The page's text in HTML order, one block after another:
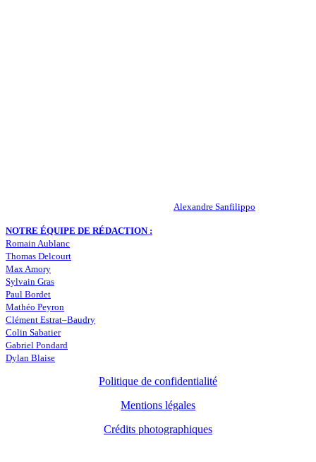
Alexandre Sanfilippo
NOTRE ÉQUIPE DE RÉDACTION :
Romain Aublanc
Thomas Delcourt
Max Amory
Sylvain Gras
Paul Bordet
Mathéo Peyron
Clément Estrat–Baudry
Colin Sabatier
Gabriel Pondard
Dylan Blaise
Politique de confidentialité
Mentions légales
Crédits photographiques